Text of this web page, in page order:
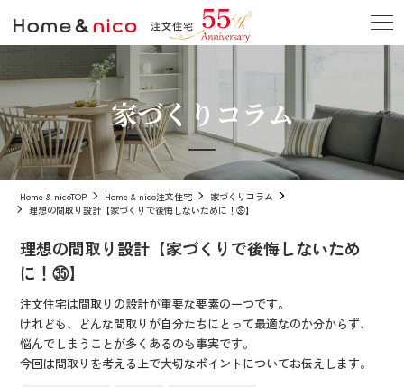
家づくりコラム
Home & nicoTOP Home & nico注文住宅
家づくりコラム
理想の間取り設計【家づくりで後悔しないために！㉟】
理想の間取り設計【家づくりで後悔しないため
に！㉟】
注文住宅は間取りの設計が重要な要素の一つです。
けれども、どんな間取りが自分たちにとって最適なのか分からず、
悩んでしまうことが多くあるのも事実です。
今回は間取りを考える上で大切なポイントについてお伝えします。